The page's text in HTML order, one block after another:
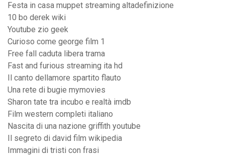
Festa in casa muppet streaming altadefinizione
10 bo derek wiki
Youtube zio geek
Curioso come george film 1
Free fall caduta libera trama
Fast and furious streaming ita hd
Il canto dellamore spartito flauto
Una rete di bugie mymovies
Sharon tate tra incubo e realtà imdb
Film western completi italiano
Nascita di una nazione griffith youtube
Il segreto di david film wikipedia
Immagini di tristi con frasi